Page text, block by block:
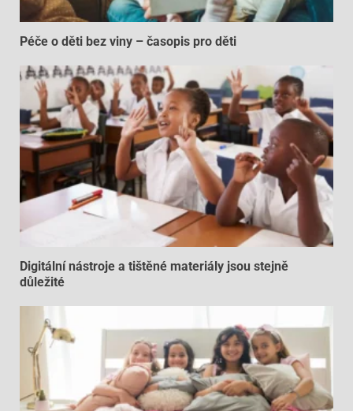
Péče o děti bez viny – časopis pro děti
Digitální nástroje a tištěné materiály jsou stejně
důležité